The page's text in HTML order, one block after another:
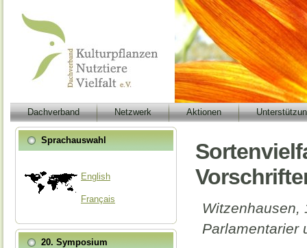
Dachverband Netzwerk Aktionen
Sprachauswahl
English
Français
20. Symposium
Witzenhausen,
Parlamentarier